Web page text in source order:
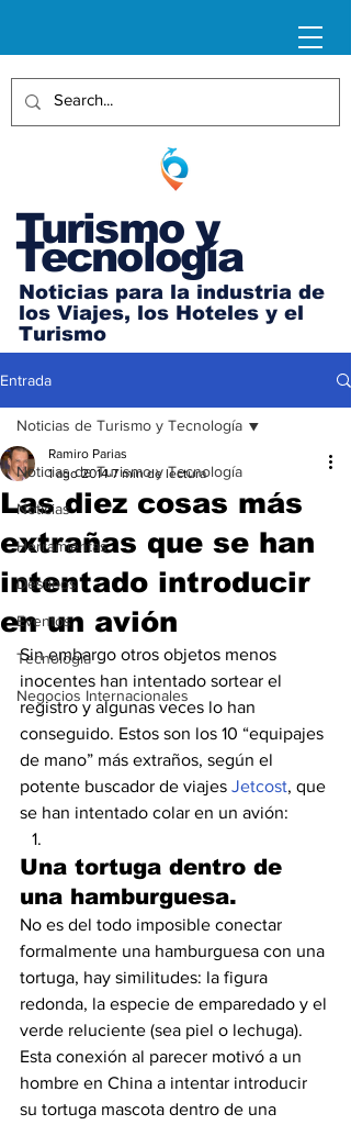
Turismo y
Tecnología
Noticias para la industria de
los Viajes, los Hoteles y el
Turismo
Entrada
Noticias de Turismo y Tecnología
Noticias
Herramientas
Destinos
Eventos
Tecnología
Negocios Internacionales
Noticias de Turismo y Tecnología
Las diez cosas más
extrañas que se han
intentado introducir
en un avión
Ramiro Parias
1 ago 2014 7 min de lectura
Sin embargo otros objetos menos
inocentes han intentado sortear el
registro y algunas veces lo han
conseguido. Estos son los 10 “equipajes
de mano” más extraños, según el
potente buscador de viajes Jetcost, que
se han intentado colar en un avión:
Una tortuga dentro de
una hamburguesa.
No es del todo imposible conectar
formalmente una hamburguesa con una
tortuga, hay similitudes: la figura
redonda, la especie de emparedado y el
verde reluciente (sea piel o lechuga).
Esta conexión al parecer motivó a un
hombre en China a intentar introducir
su tortuga mascota dentro de una